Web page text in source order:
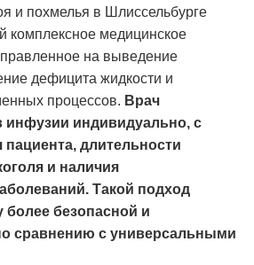
и похмелья в Шлиссельбурге
комплексное медицинское
на выведение
дефицита жидкости и
процессов. Врач
инфузии индивидуально, с
пациента, длительности
и наличия
Такой подход
более безопасной и
сравнению с универсальными